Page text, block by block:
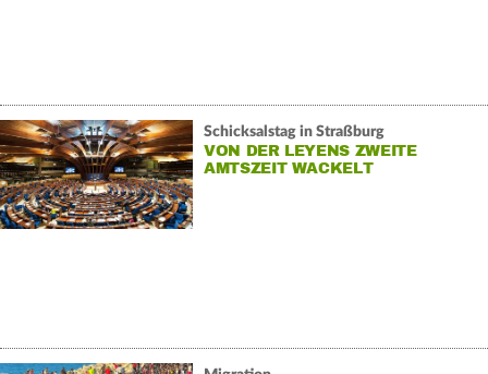
Schicksalstag in Straßburg
VON DER LEYENS ZWEITE
AMTSZEIT WACKELT